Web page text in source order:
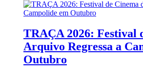
TRAÇA 2026: Festival
Arquivo Regressa a
Outubro